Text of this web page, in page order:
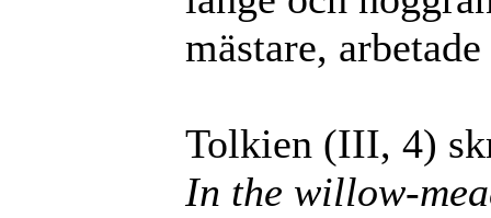
mästare,
Tolkien (III, 4)
In the willow-